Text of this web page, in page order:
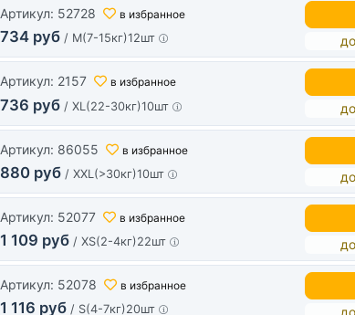
Артикул: 52728 в избранное
734 руб / M(7-15кг)12шт
Артикул: 2157 в избранное
736 руб / XL(22-30кг)10шт
Артикул: 86055 в избранное
880 руб / XXL(>30кг)10шт
Артикул: 52077 в избранное
1 109 руб / XS(2-4кг)22шт
Артикул: 52078 в избранное
1 116 руб / S(4-7кг)20шт